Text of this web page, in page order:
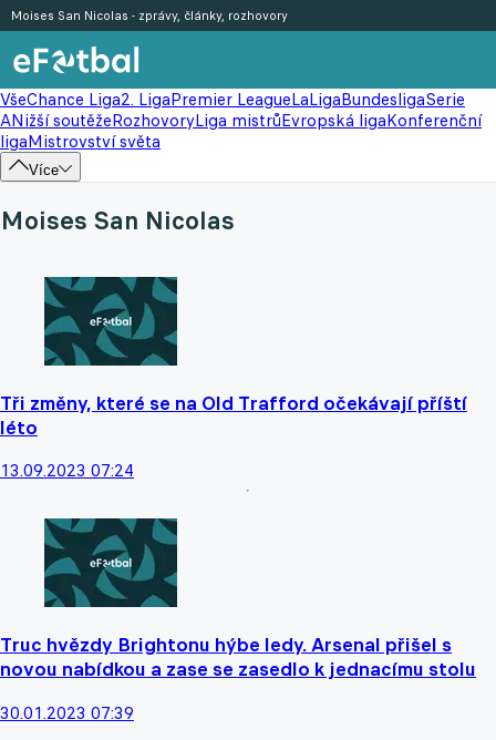
VšeChance Liga2. LigaPremier LeagueLaLigaBundesligaSerie
ANižší soutěžeRozhovoryLiga mistrůEvropská ligaKonferenční
ligaMistrovství světa
Více
Moises San Nicolas - zprávy, články, rozhovory
Moises San Nicolas
Tři změny, které se na Old Trafford očekávají příští
léto
13.09.2023 07:24
Truc hvězdy Brightonu hýbe ledy. Arsenal přišel s
novou nabídkou a zase se zasedlo k jednacímu stolu
30.01.2023 07:39